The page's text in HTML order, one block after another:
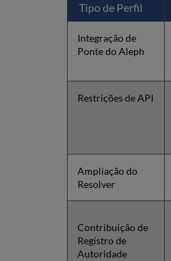
Tipo de Perfil
Integração de
Ponte do Aleph
Restrições de API
Ampliação do
Resolver
Contribuição de
Registro de
Autoridade